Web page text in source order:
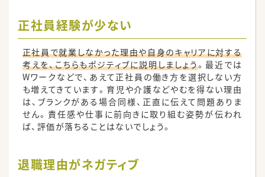
正社員経験が少ない
正社員で就業しなかった理由や自身のキャリアに対する
考えを、こちらもポジティブに説明しましょう。最近では
Wワークなどで、あえて正社員の働き方を選択しない方
も増えてきています。育児や介護などやむを得ない理由
は、ブランクがある場合同様、正直に伝えて問題ありま
せん。責任感や仕事に前向きに取り組む姿勢が伝われ
ば、評価が落ちることはないでしょう。
退職理由がネガティブ